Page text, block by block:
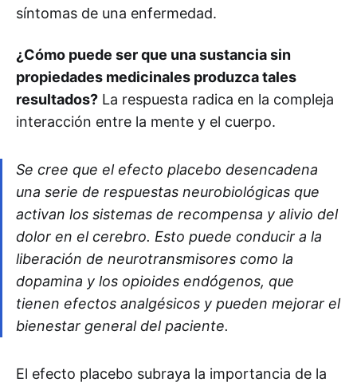
síntomas de una enfermedad.
¿Cómo puede ser que una sustancia sin
propiedades medicinales produzca tales
resultados? La respuesta radica en la compleja
interacción entre la mente y el cuerpo.
Se cree que el efecto placebo desencadena
una serie de respuestas neurobiológicas que
activan los sistemas de recompensa y alivio del
dolor en el cerebro. Esto puede conducir a la
liberación de neurotransmisores como la
dopamina y los opioides endógenos, que
tienen efectos analgésicos y pueden mejorar el
bienestar general del paciente.
El efecto placebo subraya la importancia de la